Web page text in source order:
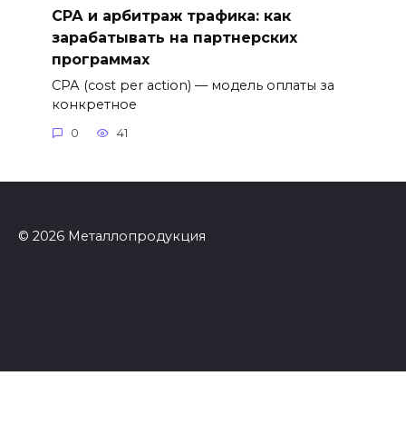
СРА и арбитраж трафика: как
зарабатывать на партнерских
программах
СРА (cost per action) — модель оплаты за
конкретное
0 41
© 2026 Металлопродукция